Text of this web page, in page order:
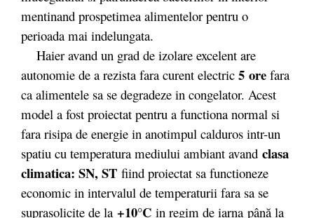
mentinand prospetimea alimentelor pentru o
perioada mai indelungata.
Haier avand un grad de izolare excelent are
autonomie de a rezista fara curent electric 5 ore fara
ca alimentele sa se degradeze in congelator. Acest
model a fost proiectat pentru a functiona normal si
fara risipa de energie in anotimpul calduros intr-un
spatiu cu temperatura mediului ambiant avand clasa
climatica: SN, ST fiind proiectat sa functioneze
economic in intervalul de temperaturii fara sa se
suprasolicite de la +10°C in regim de iarna până la